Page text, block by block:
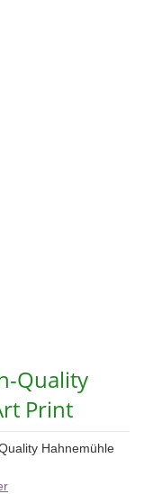
Quality
Print
Hahnemühle